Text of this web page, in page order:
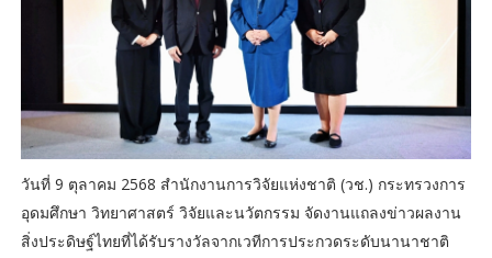
วันที่ 9 ตุลาคม 2568 สำนักงานการวิจัยแห่งชาติ (วช.) กระทรวงการ
อุดมศึกษา วิทยาศาสตร์ วิจัยและนวัตกรรม จัดงานแถลงข่าวผลงาน
สิ่งประดิษฐ์ไทยที่ได้รับรางวัลจากเวทีการประกวดระดับนานาชาติ